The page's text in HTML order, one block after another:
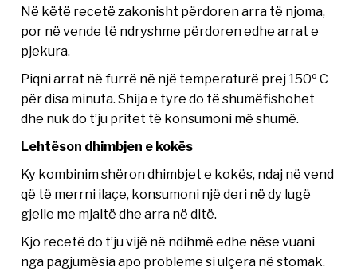
Në këtë recetë zakonisht përdoren arra të njoma,
por në vende të ndryshme përdoren edhe arrat e
pjekura.
Piqni arrat në furrë në një temperaturë prej 150º C
për disa minuta. Shija e tyre do të shumëfishohet
dhe nuk do t’ju pritet të konsumoni më shumë.
Lehtëson dhimbjen e kokës
Ky kombinim shëron dhimbjet e kokës, ndaj në vend
që të merrni ilaçe, konsumoni një deri në dy lugë
gjelle me mjaltë dhe arra në ditë.
Kjo recetë do t’ju vijë në ndihmë edhe nëse vuani
nga pagjumësia apo probleme si ulçera në stomak.